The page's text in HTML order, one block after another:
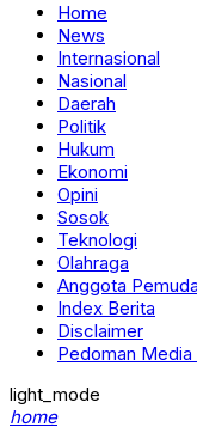
Home
News
Internasional
Nasional
Daerah
Politik
Hukum
Ekonomi
Opini
Sosok
Teknologi
Olahraga
Anggota
Index Berita
Disclaimer
Pedoman Media
light_mode
home